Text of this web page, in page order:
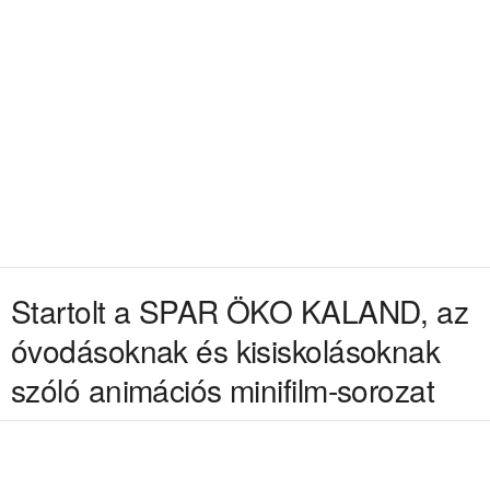
Startolt a SPAR ÖKO KALAND, az
óvodásoknak és kisiskolásoknak
szóló animációs minifilm-sorozat